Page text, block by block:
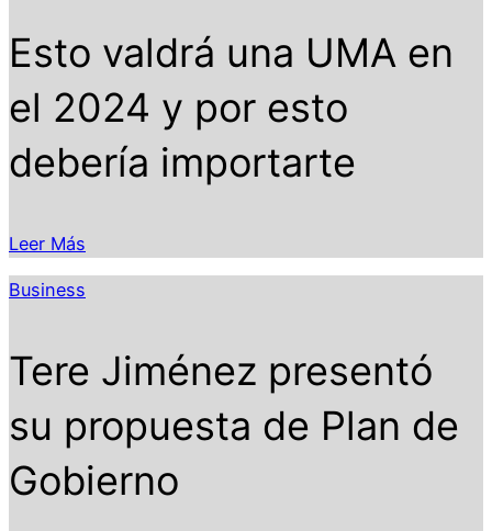
Esto valdrá una UMA en
el 2024 y por esto
debería importarte
Leer Más
Business
Tere Jiménez presentó
su propuesta de Plan de
Gobierno